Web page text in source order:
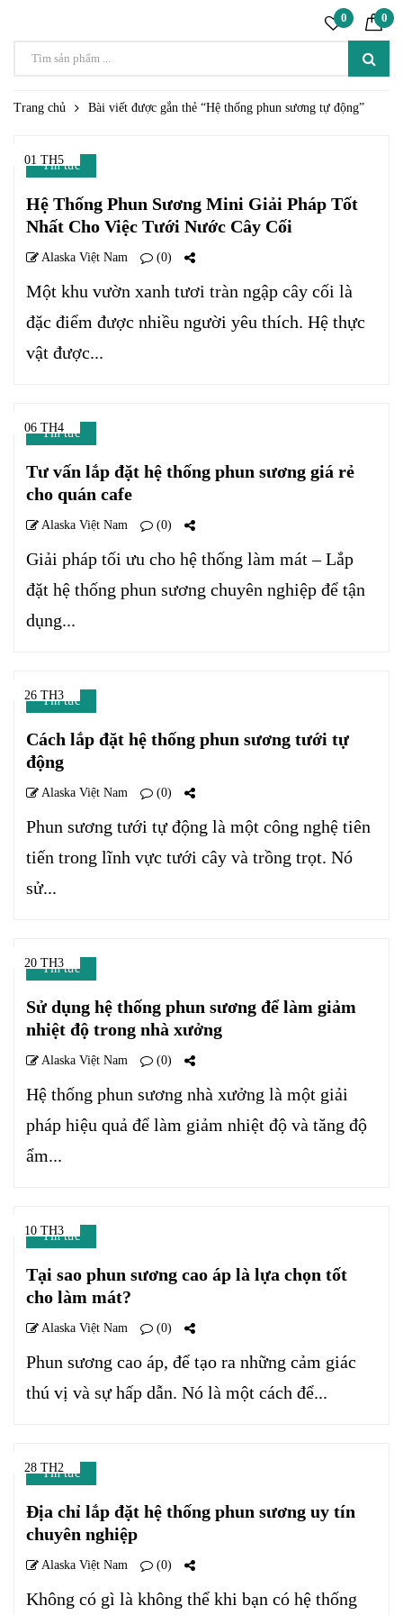
0 0
Trang chủ Bài viết được gắn thẻ “Hệ thống phun sương tự động”
01 TH5
Tin tức
Hệ Thống Phun Sương Mini Giải Pháp Tốt
Nhất Cho Việc Tưới Nước Cây Cối
Alaska Việt Nam (0)
Một khu vườn xanh tươi tràn ngập cây cối là
đặc điểm được nhiều người yêu thích. Hệ thực
vật được...
06 TH4
Tin tức
Tư vấn lắp đặt hệ thống phun sương giá rẻ
cho quán cafe
Alaska Việt Nam (0)
Giải pháp tối ưu cho hệ thống làm mát – Lắp
đặt hệ thống phun sương chuyên nghiệp để tận
dụng...
26 TH3
Tin tức
Cách lắp đặt hệ thống phun sương tưới tự
động
Alaska Việt Nam (0)
Phun sương tưới tự động là một công nghệ tiên
tiến trong lĩnh vực tưới cây và trồng trọt. Nó
sử...
20 TH3
Tin tức
Sử dụng hệ thống phun sương để làm giảm
nhiệt độ trong nhà xưởng
Alaska Việt Nam (0)
Hệ thống phun sương nhà xưởng là một giải
pháp hiệu quả để làm giảm nhiệt độ và tăng độ
ẩm...
10 TH3
Tin tức
Tại sao phun sương cao áp là lựa chọn tốt
cho làm mát?
Alaska Việt Nam (0)
Phun sương cao áp, để tạo ra những cảm giác
thú vị và sự hấp dẫn. Nó là một cách để...
28 TH2
Tin tức
Địa chỉ lắp đặt hệ thống phun sương uy tín
chuyên nghiệp
Alaska Việt Nam (0)
Không có gì là không thể khi bạn có hệ thống